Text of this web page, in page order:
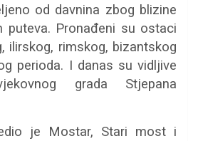
od davnina zbog blizine
puteva. Pronađeni su ostaci
ilirskog, rimskog, bizantskog
perioda. I danas su vidljive
grada Stjepana
je Mostar, Stari most i